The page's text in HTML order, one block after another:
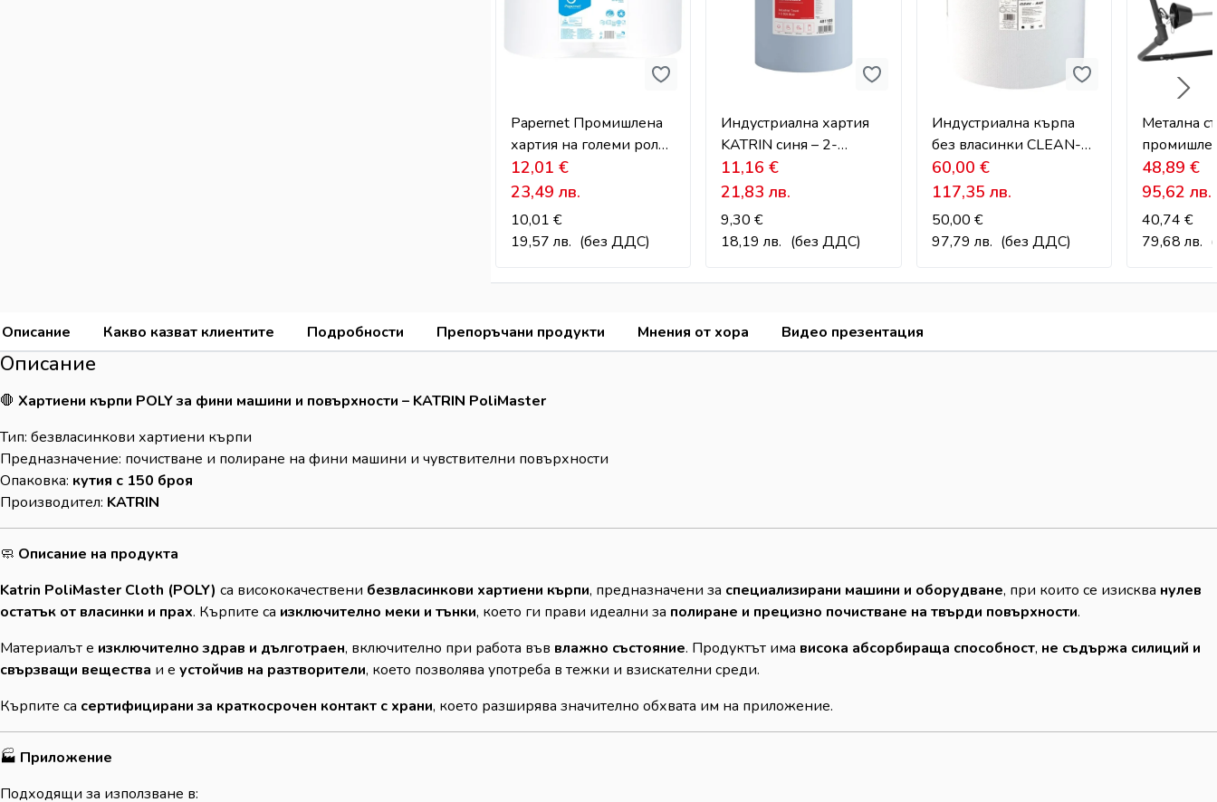
Papernet Промишлена
хартия на големи ролки
– 2-пластова, целулоза
12,01€
23,49лв.
10,01€
19,57лв. (без ДДС)
Индустриална хартия
KATRIN синя – 2-
пластова, 180 м
11,16€
21,83лв.
9,30€
18,19лв. (без ДДС)
Индустриална кърпа
без власинки CLEAN-
MAX – за силно
чувствителни среди
60,00 €
117,35 лв.
50,00 €
97,79 лв. (без ДДС)
Метална
ролка
48,89€
95,62лв.
40,74€
79,68лв.
Описание Какво казват клиентите Подробности Препоръчани продукти Мнения от хора Видео презентация
Описание
🛑 Хартиени кърпи POLY за фини машини и повърхности – KATRIN PoliMaster
Тип: безвласинкови хартиени кърпи
Предназначение: почистване и полиране на фини машини и чувствителни повърхности
Опаковка: кутия с 150 броя
Производител: KATRIN
🧼 Описание на продукта
Katrin PoliMaster Cloth (POLY) са висококачествени безвласинкови хартиени кърпи, предназначени за специализирани машини и оборудване, при които се изисква нулев
остатък от власинки и прах. Кърпите са изключително меки и тънки, което ги прави идеални за полиране и прецизно почистване на твърди повърхности.
Материалът е изключително здрав и дълготраен, включително при работа във влажно състояние. Продуктът има висока абсорбираща способност, не съдържа силиций и
свързващи вещества и е устойчив на разтворители, което позволява употреба в тежки и взискателни среди.
Кърпите са сертифицирани за краткосрочен контакт с храни, което разширява значително обхвата им на приложение.
🏭 Приложение
Подходящи за използване в: